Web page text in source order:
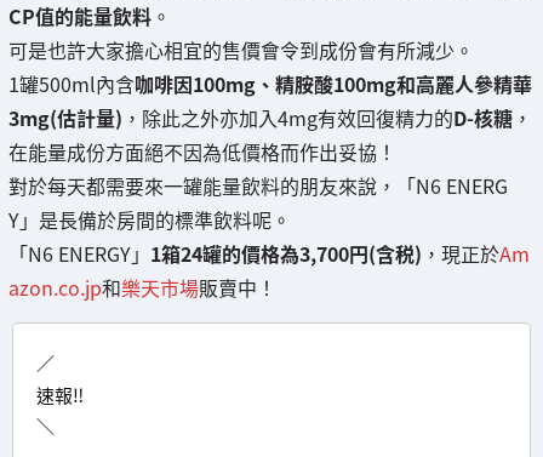
CP值的能量飲料 。
可是也許大家擔心相宜的售價會令到成份會有所減少。
1罐500ml內含咖啡因100mg、精胺酸100mg和高麗人參精華
3mg(估計量) ，除此之外亦加入4mg有效回復精力的D-核糖 ，
在能量成份方面絕不因為低價格而作出妥協！
對於每天都需要來一罐能量飲料的朋友來說，「N6 ENERG
Y」是長備於房間的標準飲料呢。
「N6 ENERGY」 1箱24罐的價格為3,700円(含税) ，現正於Am
azon.co.jp和樂天市場販賣中！
／
速報‼
＼